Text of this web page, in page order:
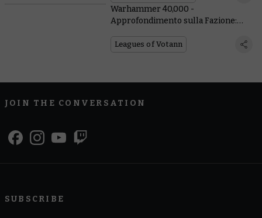
Warhammer 40,000 -
Approfondimento sulla Fazione:
Leagues of Votann
JOIN THE CONVERSATION
SUBSCRIBE